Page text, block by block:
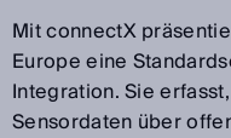
Mit connectX
Europe eine
Integration. Sie
Sensordaten über